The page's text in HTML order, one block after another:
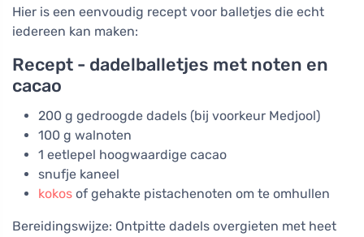
Hier is een eenvoudig recept voor balletjes die echt
iedereen kan maken:
Recept - dadelballetjes met noten en
cacao
200 g gedroogde dadels (bij voorkeur Medjool)
100 g walnoten
1 eetlepel hoogwaardige cacao
snufje kaneel
kokos of gehakte pistachenoten om te omhullen
Bereidingswijze: Ontpitte dadels overgieten met heet